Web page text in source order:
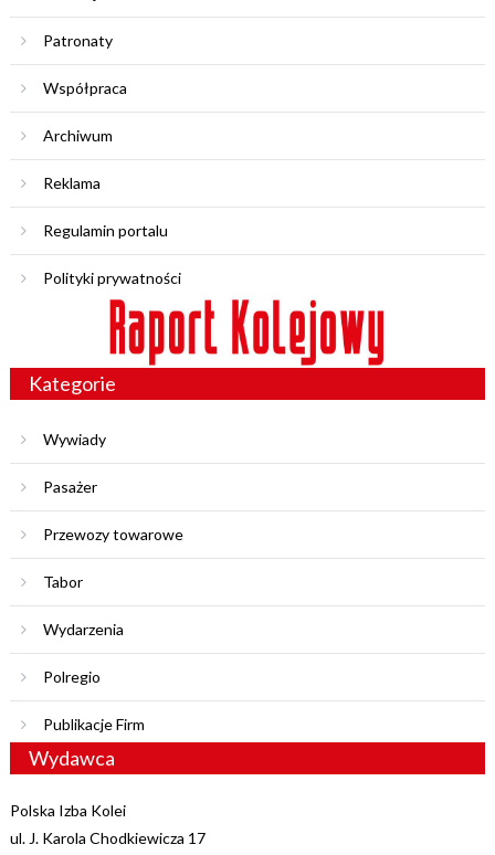
Patronaty
Współpraca
Archiwum
Reklama
Regulamin portalu
Polityki prywatności
Kategorie
Wywiady
Pasażer
Przewozy towarowe
Tabor
Wydarzenia
Polregio
Publikacje Firm
Wydawca
Polska Izba Kolei
ul. J. Karola Chodkiewicza 17